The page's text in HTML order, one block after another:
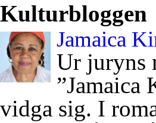
Kulturbloggen
Jamaica
Ur juryns
”Jamaica
vidga sig. I